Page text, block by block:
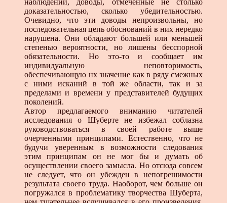
наблюдений, доводы, отмеченные не столько
доказательностью, сколько убедительностью.
Очевидно, что эти доводы непроизвольны, но
последовательная цепь обоснований в них нередко
нарушена. Они обладают большей или меньшей
степенью вероятности, но лишены бесспорной
обязательности. Но это-то и сообщает им
индивидуальную неповторимость,
обеспечивающую нх значение как в ряду смежных
с ними исканий в той же области, так и за
пределами и времени у представителей будущих
поколений.
Автор предлагаемого вниманию читателей
исследования о Шуберте не избежал соблазна
руководствоваться в своей работе выше
очерченными принципами. Естественно, что не
будучи уверенным в возможности следования
этим принципам он не мог бы и думать об
осуществлении своего замысла. Но отсюда совсем
не следует, что он убежден в непогрешимости
результата своего труда. Наоборот, чем больше он
погружался в проблематику творчества Шуберта,